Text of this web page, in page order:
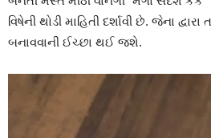
વિષેની થોડી માહિતી દર્શાવી છે. જેના
બનાવવાની ઈચ્છા થઈ જશે.